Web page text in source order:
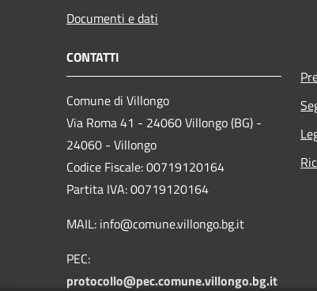
Documenti e dati
CONTATTI
Comune di Villongo
Via Roma 41 - 24060 Villongo (BG) -
24060 - Villongo
Codice Fiscale: 00719120164
Partita IVA: 00719120164
MAIL: info@comune.villongo.bg.it
PEC:
protocollo@pec.comune.villongo.bg.it